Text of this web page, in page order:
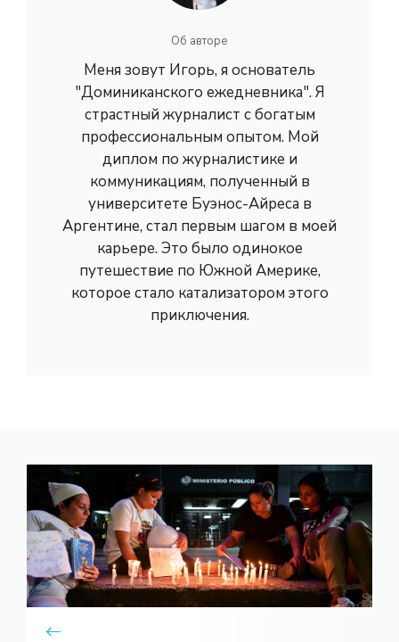
Об авторе
Меня зовут Игорь, я основатель
"Доминиканского ежедневника". Я
страстный журналист с богатым
профессиональным опытом. Мой
диплом по журналистике и
коммуникациям, полученный в
университете Буэнос-Айреса в
Аргентине, стал первым шагом в моей
карьере. Это было одинокое
путешествие по Южной Америке,
которое стало катализатором этого
приключения.